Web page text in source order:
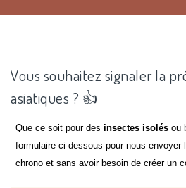
Vous souhaitez signaler la
asiatiques ? 👍
Que ce soit pour desinsectes isolés ou
formulaire ci-dessous pour nous envoyer
chrono et sans avoir besoin de créer un